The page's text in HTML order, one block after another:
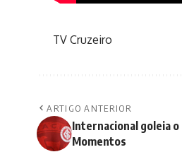
TV Cruzeiro
ARTIGO ANTERIOR
Internacional goleia o
Momentos